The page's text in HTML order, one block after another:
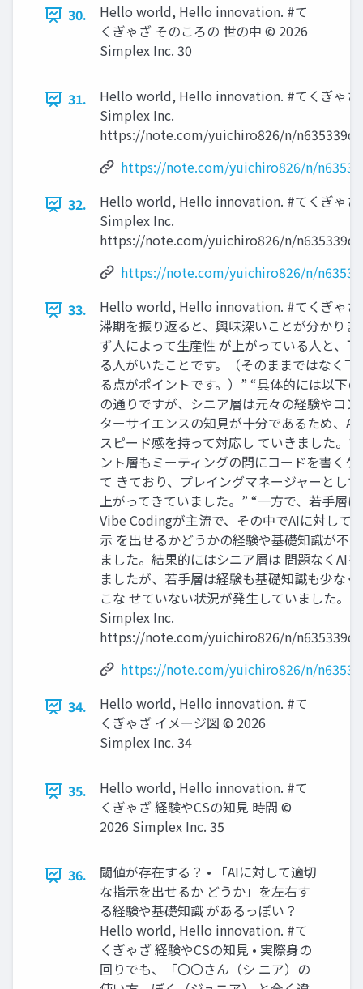
30.
Hello world, Hello innovation. #て
くぎゃざ そのころの 世の中 ©️ 2026
Simplex Inc. 30
31.
Hello world, Hello innovation. #てくぎゃ
Simplex Inc.
https://note.com/yuichiro826/n/
https://note.com/yuichiro826/n/
32.
Hello world, Hello innovation. #てくぎゃ
Simplex Inc.
https://note.com/yuichiro826/n/
https://note.com/yuichiro826/n/
33.
Hello world, Hello innovation. #てくぎゃざ
滞期を振り返ると、興味深いことが分かりま
ず人によって生産性 が上がっている人と、
る人がいたことです。（そのままではなく下
る点がポイントです。）” “具体的には以下
の通りですが、シニア層は元々の経験やコ
ターサイエンスの知見が十分であるため、AI
スピード感を持って対応し ていきました。
ント層もミーティングの間にコードを書くケ
て きており、プレイングマネージャーとし
上がってきていました。” “一方で、若手層
Vibe Codingが主流で、その中でAIに対して
示 を出せるかどうかの経験や基礎知識が不
ました。結果的にはシニア層は 問題なくAI
ましたが、若手層は経験も基礎知識も少なく
こな せていない状況が発生していました。”
Simplex Inc.
https://note.com/yuichiro826/n/
https://note.com/yuichiro826/n/
34.
Hello world, Hello innovation. #て
くぎゃざ イメージ図 ©️ 2026
Simplex Inc. 34
35.
Hello world, Hello innovation. #て
くぎゃざ 経験やCSの知見 時間 ©️
2026 Simplex Inc. 35
36.
閾値が存在する？ • 「AIに対して適切
な指示を出せるか どうか」を左右す
る経験や基礎知識 があるっぽい？
Hello world, Hello innovation. #て
くぎゃざ 経験やCSの知見 • 実際身の
回りでも、「〇〇さん（シ ニア）の